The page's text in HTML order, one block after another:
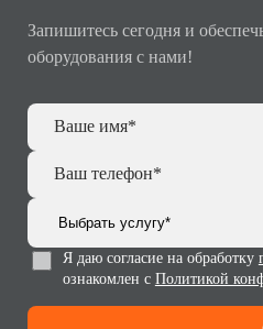
Запишитесь сегодня и
оборудования с нами!
Я даю согласие на обработку
ознакомлен с Политикой